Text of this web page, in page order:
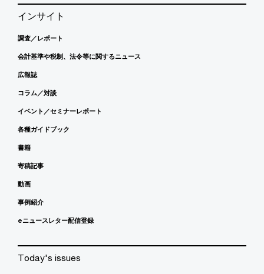
インサイト
調査／レポート
会計基準や税制、法令等に関するニュース
広報誌
コラム／対談
イベント／セミナーレポート
各種ガイドブック
書籍
寄稿記事
動画
事例紹介
eニュースレター配信登録
Today's issues